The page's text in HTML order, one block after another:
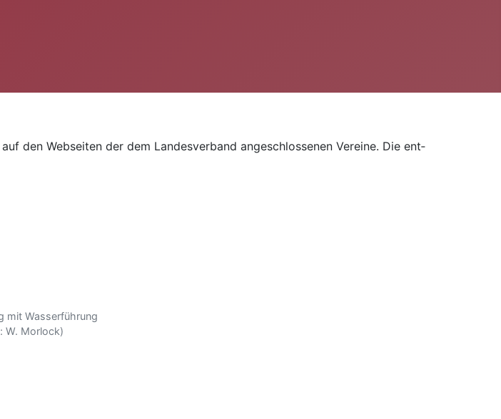
den Webseiten der dem Landes­ver­band an­ge­schlos­senen Ver­eine. Die ent­
mit Wasserführung
W. Morlock)